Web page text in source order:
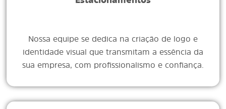
Nossa equipe se dedica na criação de logo e
identidade visual que transmitam a essência da
sua empresa, com profissionalismo e confiança.